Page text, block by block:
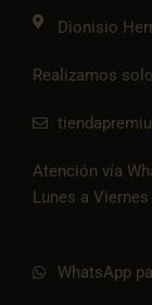
Dionisio
Realizamos
Atención vía
Lunes a
WhatsApp